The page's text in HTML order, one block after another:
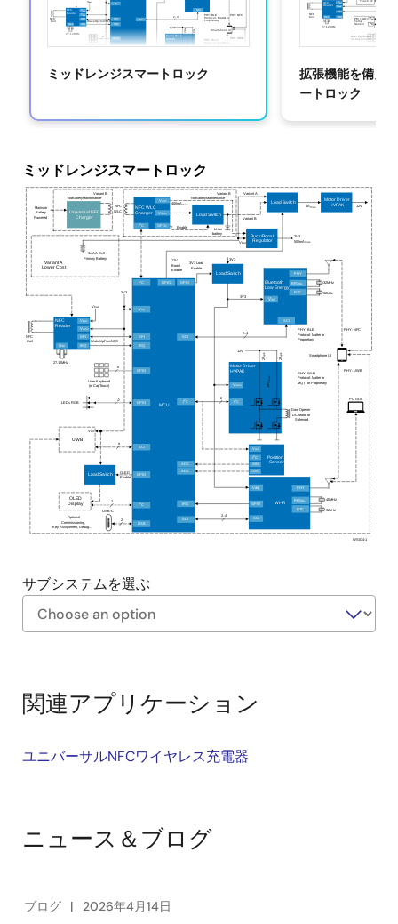
高解像度TFT液晶 (静電容量式タッチキーパッド搭
載)
利用可能な電源に基づく幅広い展開および設置オプ
ションを可能にする柔軟な電力アーキテクチャ
Wi-Fi、Bluetooth、USB、またはLTE-M/NB-IoTを経
り、正確な位置感知が可能で、セキュリティと安心
感を向上
ミッドレンジスマートロック
拡張機能を備え
ートロック
ミッドレンジスマートロック
MCU
I2C
ADC
ADC
IRQ
I2C
SPI
IRQ
I2C
SCI
GPIO
GPIO
USB
SCI
Vdd
GPIO
GPIO
GPIO
Position
Sensor
I2C
SIN
COS
V
40MHz
32kHz
Wi-Fi
PHY
RFOsc.
RTC
SCI
Vdd
GPIO
NFC
Reader
SPI
Vddio
V bat
Osc IRQ
3V3
n
User Keyboard
(or CapTouch)
OLED
Display
UWB
Vdd
LEDs RGB
3
Load Switch
OLED
Enable
SCI
12V
Load Switch
3V3
3V3 Load
Enable
2..4
USB-C
Optional
Commissioning,
KeyAssignment,Debug...
32MHz
32kHz
2A
pk
2A
pk
2..4
WakeUpFromNFC
Vbat
NFC
Coil
3V3
Universal NFC
Charger
Load Switch
Enable
Mains or
Battery
Powered
NFC
WLC
Buck/Boost
Regulator
Load Switch
Motor Driver
HVPAK
12V
Boost
Enable
Vbat
4Amax 12V
400mAmax
Li-ion
battery
3x AACell
PrimaryBattery
Variant A
Lower Cost
3V3
500mAmax
Variant B
“NoBatteryMaintenance“
Variant A
Variant B
Door Opener
DC Motor or
Solenoid
PHY: Wi-Fi
Protocol: Matter or
MQTT orProprietary
PHY: BLE
Protocol: Matter or
Proprietary
PHY: UWB
PHY: NFC
WS034-1
Smartphone UI
PC GUI
Variant B
“NoBatteryMaintenance“
2
2
n
27.12MHz
2
Bluetooth
Low Energy
Vdd
PHY
RFOsc.
RTC
SCI
NFC WLC
Charger
GPO0
Vddc
I2C
Vdbat
Motor Driver
HVPAK
I2C
Vddio 13V
max
サブシステムを選ぶ
Diagram
関連アプリケーション
ユニバーサルNFCワイヤレス充電器
ニュース＆ブログ
ブログ 2026年4月14日